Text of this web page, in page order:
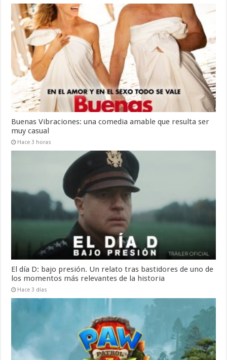
Buenas Vibraciones: una comedia amable que resulta ser
muy casual
Hace 3 horas
El día D: bajo presión. Un relato tras bastidores de uno de
los momentos más relevantes de la historia
Hace 3 días